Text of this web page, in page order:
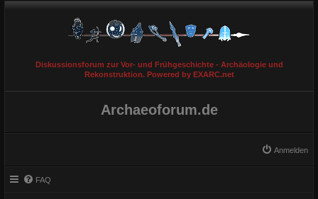
Diskussionsforum zur Vor- und Frühgeschichte - Archäologie und
Rekonstruktion. Powered by EXARC.net
Archaeoforum.de
Anmelden
FAQ